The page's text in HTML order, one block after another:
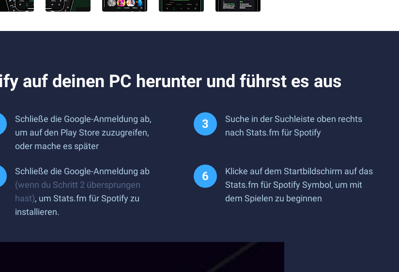
auf deinen PC herunter und führst es aus
Schließe die Google-Anmeldung ab,
um auf den Play Store zuzugreifen,
oder mache es später
Suche in der Suchleiste oben rechts
nach Stats.fm für Spotify
Schließe die Google-Anmeldung ab
(wenn du Schritt 2 übersprungen
hast), um Stats.fm für Spotify zu
installieren.
Klicke auf dem Startbildschirm auf das
Stats.fm für Spotify Symbol, um mit
dem Spielen zu beginnen